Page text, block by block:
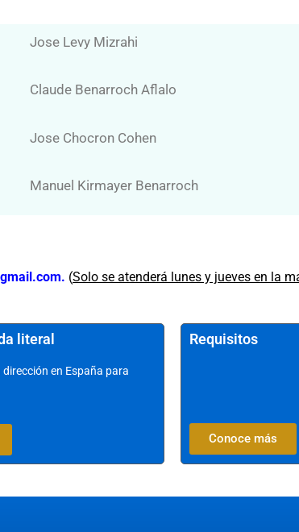
Jose Levy Mizrahi
Claude Benarroch Aflalo
Jose Chocron Cohen
Manuel Kirmayer Benarroch
(Solo se atenderá lunes y jueves en la
literal
en España para
Requisitos
Conoce más